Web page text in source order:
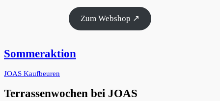
Zum Webshop ↗
Sommeraktion
JOAS Kaufbeuren
Terrassenwochen bei JOAS